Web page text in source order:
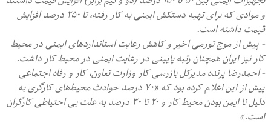
و موادی که برای تهیه دستکش ایمنی به کار رفته، تا ۲۵۰ درصد افزایش
قیمت داشته است.
- پیش از موج تورمی اخیر و کاهش رعایت استانداردهای ایمنی در محیط
کار نیز ایران همچنان رتبه پایینی در رعایت ایمنی در محیط کار داشت.
- احمدرضا پرنده مدیرکل بازرسی کار وزارت تعاون، کار و رفاه اجتماعی
پیش از این اعلام کرده بود که «۷۰ درصد حوادث محیط‌های کارگری به
دلیل نا ایمن بودن محیط کار و ۲۰ تا ۳۰ درصد به علت بی احتیاطی کارگران
است.»